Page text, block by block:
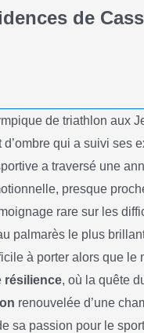
de
de triathlon aux
qui a suivi ses
a traversé une
presque
rare sur les
palmarès le plus
à porter alors que le
résilience, où la quête
renouvelée d’une
sa passion pour le